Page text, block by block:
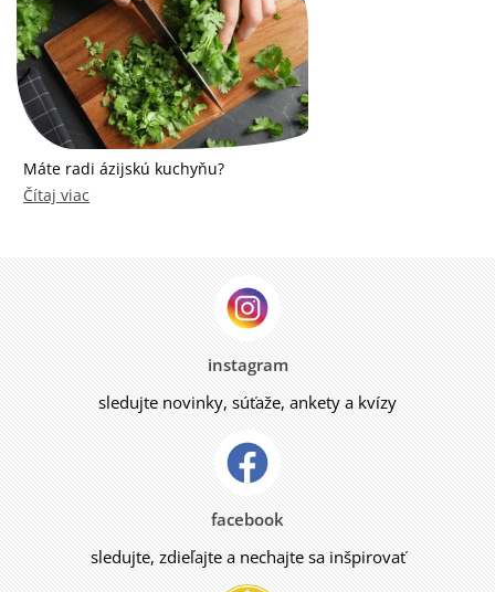
Máte radi ázijskú kuchyňu?
Čítaj viac
instagram
sledujte novinky, súťaže, ankety a kvízy
facebook
sledujte, zdieľajte a nechajte sa inšpirovať